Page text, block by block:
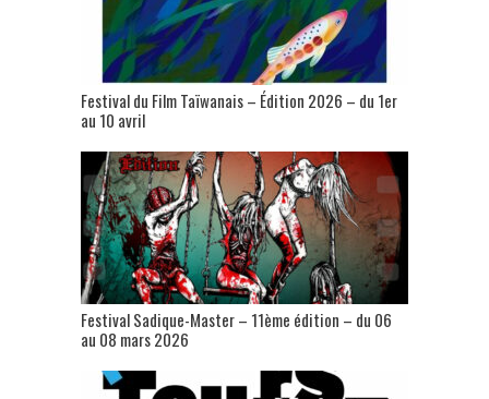
Festival du Film Taïwanais – Édition 2026 – du 1er
au 10 avril
Festival Sadique-Master – 11ème édition – du 06
au 08 mars 2026